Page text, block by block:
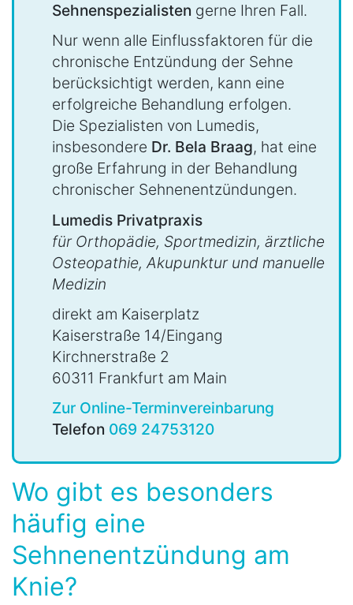
Sehnenspezialisten gerne Ihren Fall.
Nur wenn alle Einflussfaktoren für die
chronische Entzündung der Sehne
berücksichtigt werden, kann eine
erfolgreiche Behandlung erfolgen.
Die Spezialisten von Lumedis,
insbesondere Dr. Bela Braag, hat eine
große Erfahrung in der Behandlung
chronischer Sehnenentzündungen.
Lumedis Privatpraxis
für Orthopädie, Sportmedizin, ärztliche
Osteopathie, Akupunktur und manuelle
Medizin
direkt am Kaiserplatz
Kaiserstraße 14/Eingang
Kirchnerstraße 2
60311 Frankfurt am Main
Zur Online-Terminvereinbarung
Telefon 069 24753120
Wo gibt es besonders
häufig eine
Sehnenentzündung am
Knie?